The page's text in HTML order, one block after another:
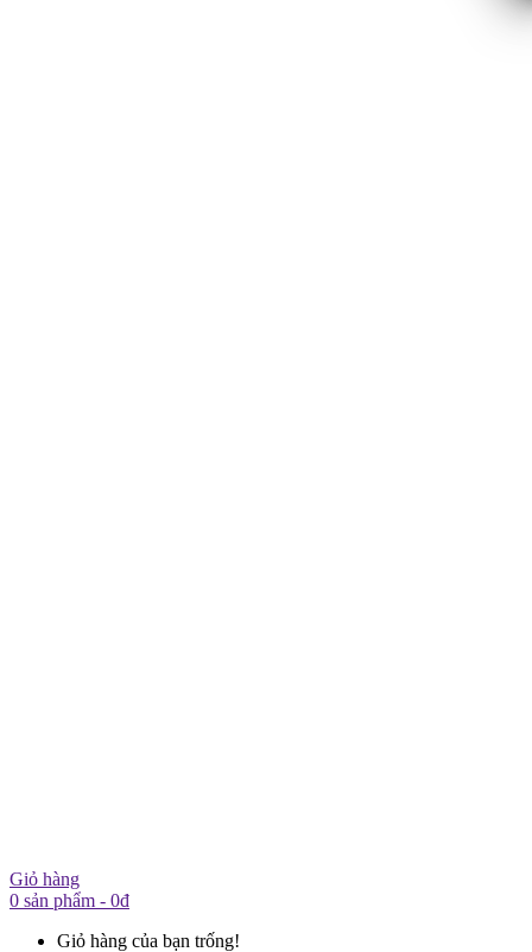
Giỏ hàng
0 sản phẩm - 0đ
Giỏ hàng của bạn trống!